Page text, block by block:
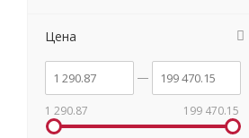
Цена
1 290.87 199 470.15